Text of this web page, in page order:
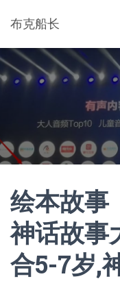
布克船长
绘本故事
神话故事
合5-7岁,